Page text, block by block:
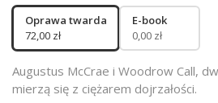
Oprawa twarda
72,00 zł
E-book
0,00 zł
Augustus McCrae i Woodrow Call,
mierzą się z ciężarem dojrzałości.